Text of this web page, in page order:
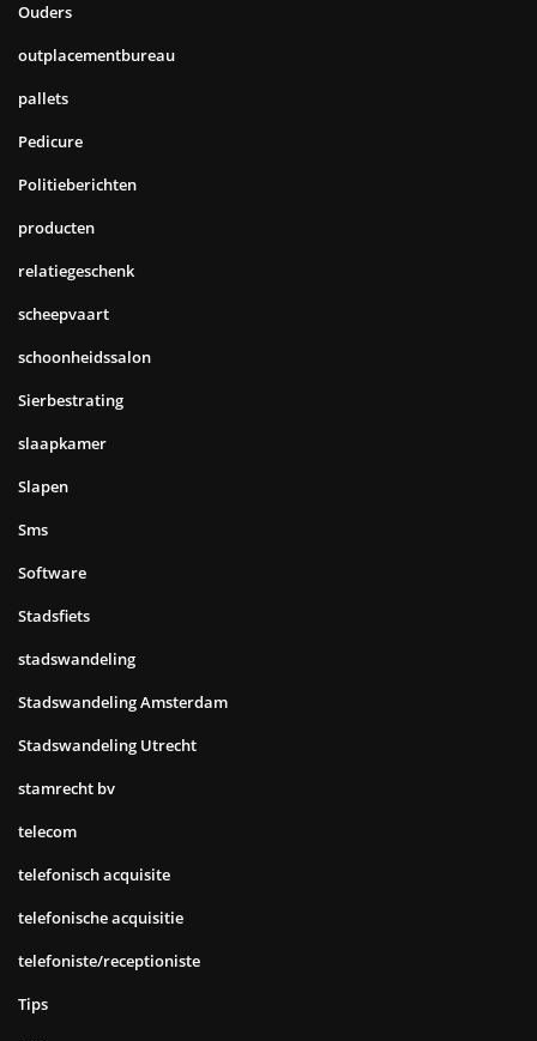
Ouders
outplacementbureau
pallets
Pedicure
Politieberichten
producten
relatiegeschenk
scheepvaart
schoonheidssalon
Sierbestrating
slaapkamer
Slapen
Sms
Software
Stadsfiets
stadswandeling
Stadswandeling Amsterdam
Stadswandeling Utrecht
stamrecht bv
telecom
telefonisch acquisite
telefonische acquisitie
telefoniste/receptioniste
Tips